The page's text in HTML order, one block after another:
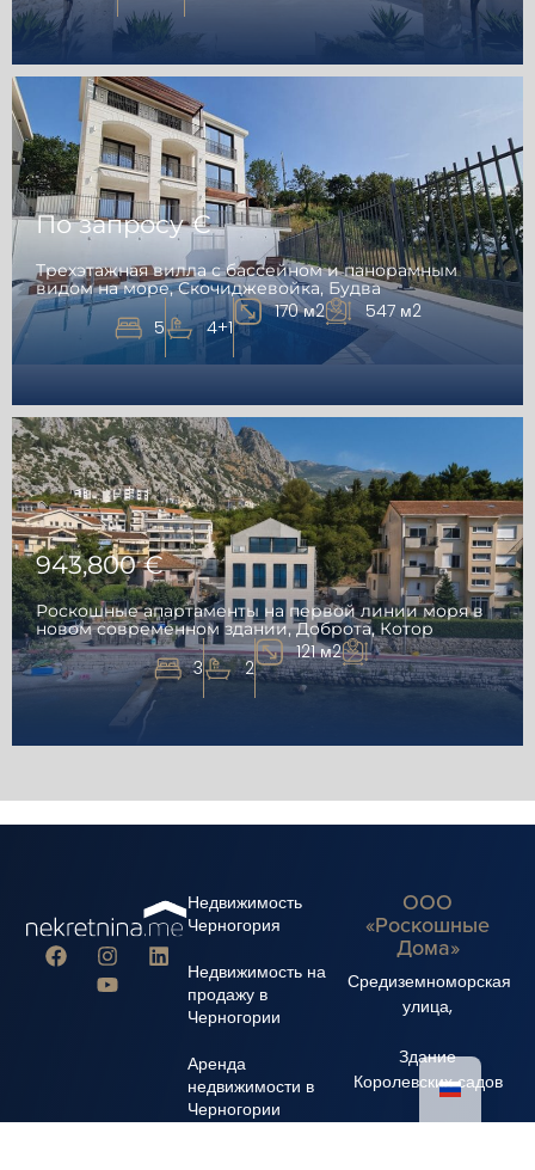
По запросу €
Трехэтажная вилла с бассейном и панорамным
видом на море, Скочиджевойка, Будва
5 4+1
170 м2 547 м2
943,800 €
Роскошные апартаменты на первой линии моря в
новом современном здании, Доброта, Котор
3 2
121 м2
Недвижимость
Черногория
Недвижимость на
продажу в
Черногории
Аренда
недвижимости в
Черногории
ООО
«Роскошные
Дома»
Средиземноморская
улица,
Здание
Королевских садов